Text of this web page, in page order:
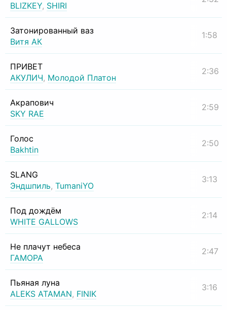
BLIZKEY, SHIRI
Затонированный ваз
Витя АК
1:58
ПРИВЕТ
АКУЛИЧ, Молодой Платон
2:36
Акрапович
SKY RAE
2:59
Голос
Bakhtin
2:50
SLANG
Эндшпиль, TumaniYO
3:13
Под дождём
WHITE GALLOWS
2:14
Не плачут небеса
ГАМОРА
2:47
Пьяная луна
ALEKS ATAMAN, FINIK
3:16